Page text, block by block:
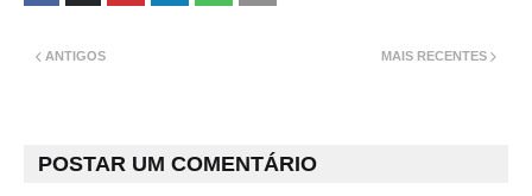
MAIS RECENTES
ANTIGOS
POSTAR UM COMENTÁRIO